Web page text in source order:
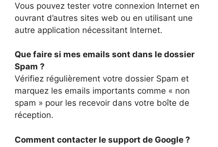
Vous pouvez tester votre connexion Internet en
ouvrant d’autres sites web ou en utilisant une
autre application nécessitant Internet.
Que faire si mes emails sont dans le dossier
Spam ?
Vérifiez régulièrement votre dossier Spam et
marquez les emails importants comme « non
spam » pour les recevoir dans votre boîte de
réception.
Comment contacter le support de Google ?